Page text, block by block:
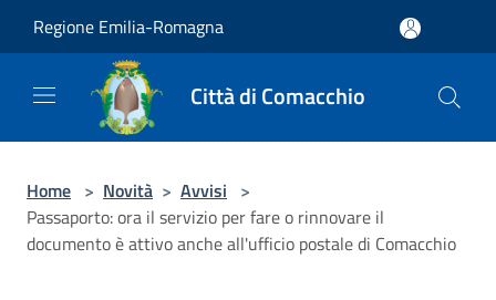
Regione Emilia-Romagna
Città di Comacchio
Home > Novità > Avvisi >
Passaporto: ora il servizio per fare o rinnovare il
documento è attivo anche all'ufficio postale di Comacchio